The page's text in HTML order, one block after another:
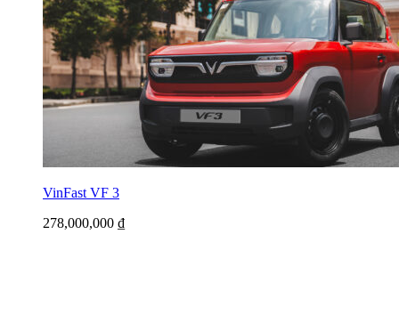
VinFast VF 3
278,000,000 ₫